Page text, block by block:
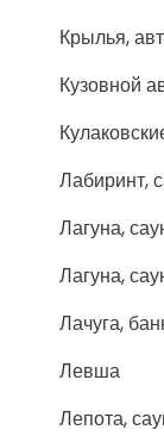
Крылья,
Кузовной
Лабиринт,
Лагуна,
Лагуна,
Лачуга,
Левша
Лепота,